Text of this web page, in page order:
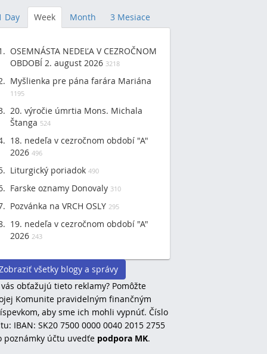
Day Week Month 3 Mesiace
OSEMNÁSTA NEDEĽA V CEZROČNOM
OBDOBÍ 2. august 2026 3218
Myšlienka pre pána farára Mariána
1195
20. výročie úmrtia Mons. Michala
Štanga 524
18. nedeľa v cezročnom období "A"
2026 496
Liturgický poriadok 490
Farske oznamy Donovaly 310
Pozvánka na VRCH OSLY 295
19. nedeľa v cezročnom období "A"
2026 243
všetky blogy a správy
obťažujú tieto reklamy? Pomôžte
Komunite pravidelným finančným
aby sme ich mohli vypnúť. Číslo
IBAN: SK20 7500 0000 0040 2015 2755
poznámky účtu uvedťe podpora MK.